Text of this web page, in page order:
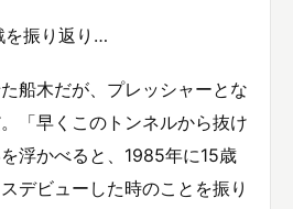
を振り返り…
船木だが、プレッシャーとな
「早くこのトンネルから抜け
浮かべると、1985年に15歳
デビューした時のことを振り